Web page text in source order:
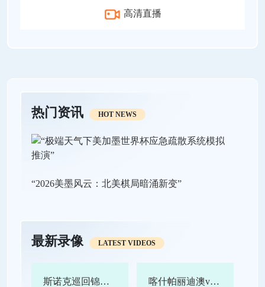
高清直播
热门资讯 HOT NEWS
“2026美墨风云：北美棋局暗涌新变”
最新录像 LATEST VIDEOS
斯诺克巡回锦标赛决赛 特鲁姆普vs赵心童 全场录像回放
喀什帕丽迪澳vs吴川青年 全场录像回放